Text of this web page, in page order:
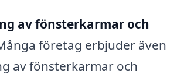
av fönsterkarmar och
företag erbjuder även
av fönsterkarmar och